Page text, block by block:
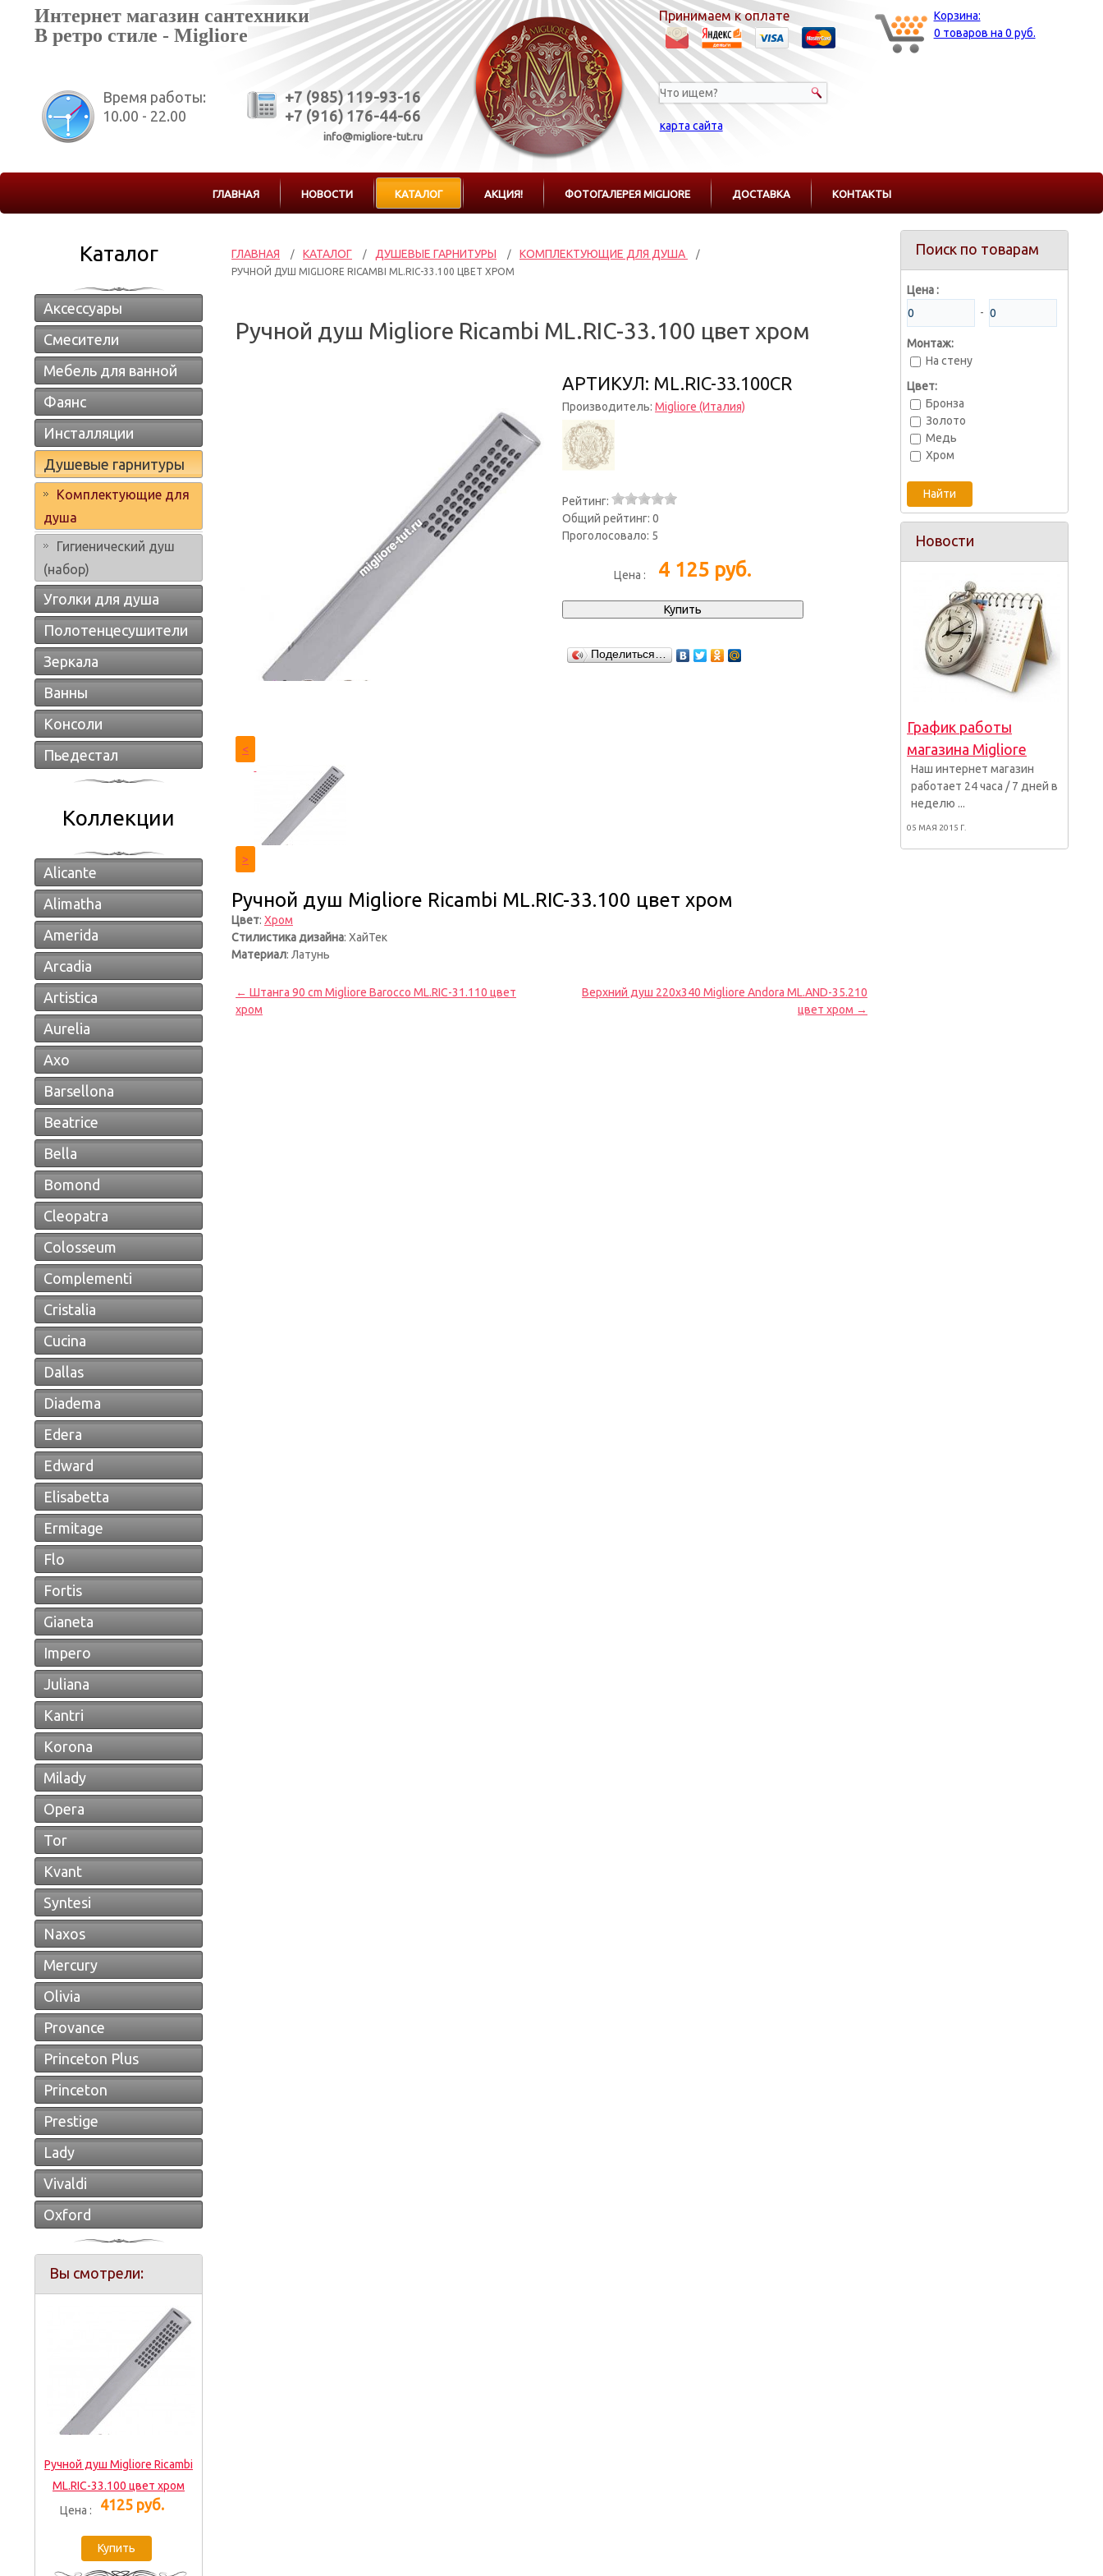
Интернет магазин сантехники
В ретро стиле - Migliore
Время работы:
10.00 - 22.00
Корзина:
0 товаров на 0 руб.
+7 (985) 119-93-16
+7 (916) 176-44-66
info@migliore-tut.ru
Принимаем к оплате
карта сайта
ГЛАВНАЯ НОВОСТИ КАТАЛОГ АКЦИЯ! ФОТОГАЛЕРЕЯ MIGLIORE ДОСТАВКА КОНТАКТЫ
Каталог
Аксессуары
Смесители
Мебель для ванной
Фаянс
Инсталляции
Душевые гарнитуры
Комплектующие для
душа
Гигиенический душ
(набор)
Уголки для душа
Полотенцесушители
Зеркала
Ванны
Консоли
Пьедестал
Коллекции
Alicante
Alimatha
Amerida
Arcadia
Artistica
Aurelia
Axo
Barsellona
Beatrice
Bella
Bomond
Cleopatra
Colosseum
Complementi
Cristalia
Cucina
Dallas
Diadema
Edera
Edward
Elisabetta
Ermitage
Flo
Fortis
Gianeta
Impero
Juliana
Kantri
Korona
Milady
Opera
Tor
Kvant
Syntesi
Naxos
Mercury
Olivia
Provance
Princeton Plus
Princeton
Prestige
Lady
Vivaldi
Oxford
Вы смотрели:
Ручной душ Migliore Ricambi
ML.RIC-33.100 цвет хром
Цена :
4125 руб.
ГЛАВНАЯ / КАТАЛОГ / ДУШЕВЫЕ ГАРНИТУРЫ / КОМПЛЕКТУЮЩИЕ ДЛЯ ДУША
/
РУЧНОЙ ДУШ MIGLIORE RICAMBI ML.RIC-33.100 ЦВЕТ ХРОМ
Ручной душ Migliore Ricambi ML.RIC-33.100 цвет хром
<
>
АРТИКУЛ: ML.RIC-33.100CR
Производитель: Migliore (Италия)
Рейтинг:
Общий рейтинг: 0
Проголосовало: 5
Цена : 4 125 руб.
Поделиться…
Ручной душ Migliore Ricambi ML.RIC-33.100 цвет хром
Цвет: Хром
Стилистика дизайна: ХайТек
Материал: Латунь
← Штанга 90 cm Migliore Barocco ML.RIC-31.110 цвет
хром
Верхний душ 220x340 Migliore Andora ML.AND-35.210
цвет хром →
Поиск по товарам
Цена :
-
Монтаж:
На стену
Цвет:
Бронза
Золото
Медь
Хром
Новости
График работы
магазина Migliore
Наш интернет магазин
работает 24 часа / 7 дней в
неделю ...
05 МАЯ 2015 Г.